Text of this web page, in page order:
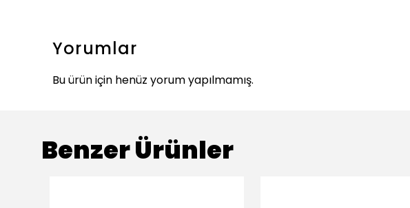
Yorumlar
Bu ürün için henüz yorum yapılmamış.
Benzer Ürünler